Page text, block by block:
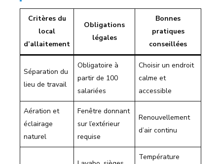
Critères du
local
d’allaitement
Obligations
légales
Bonnes
pratiques
conseillées
Séparation du
lieu de travail
Obligatoire à
partir de 100
salariées
Choisir un endroit
calme et
accessible
Aération et
éclairage
naturel
Fenêtre donnant
sur l’extérieur
requise
Renouvellement
d’air continu
Température